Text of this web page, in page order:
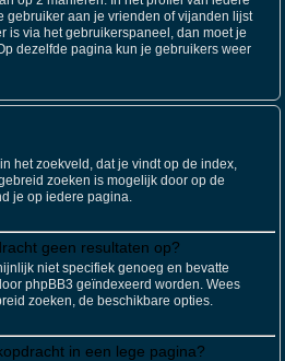
gebruiker aan je vrienden of vijanden lijst
is via het gebruikerspaneel, dan moet je
dezelfde pagina kun je gebruikers weer
het zoekveld, dat je vindt op de index,
zoeken is mogelijk door op de
je op iedere pagina.
geen resultaten op?
niet specifiek genoeg en bevatte
phpBB3 geïndexeerd worden. Wees
zoeken, de beschikbare opties.
in een lege pagina?